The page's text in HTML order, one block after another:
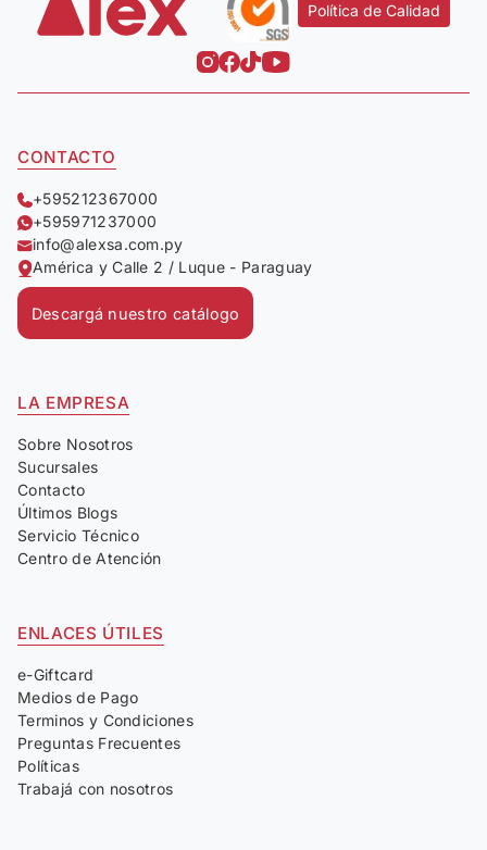
Política de Calidad
CONTACTO
+595212367000
+595971237000
info@alexsa.com.py
América y Calle 2 / Luque - Paraguay
Descargá nuestro catálogo
LA EMPRESA
Sobre Nosotros
Sucursales
Contacto
Últimos Blogs
Servicio Técnico
Centro de Atención
ENLACES ÚTILES
e-Giftcard
Medios de Pago
Terminos y Condiciones
Preguntas Frecuentes
Políticas
Trabajá con nosotros